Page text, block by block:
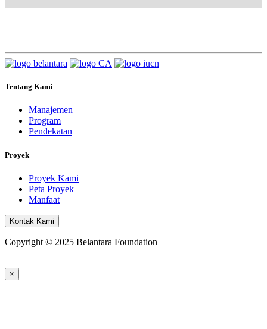
Tentang Kami
Manajemen
Program
Pendekatan
Proyek
Proyek Kami
Peta Proyek
Manfaat
Kontak Kami
Copyright © 2025 Belantara Foundation
×